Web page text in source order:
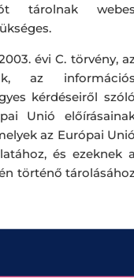
tárolnak webes
évi C. törvény,
az információs
kérdéseiről szóló
Unió
az Európai Unió
és ezeknek a
történő